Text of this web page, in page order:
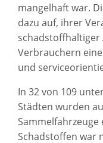
mangelhaft war.
dazu auf, ihrer
schadstoffhaltiger
Verbrauchern
und
In 32 von 109
Städten wurden
Schadstoffen war